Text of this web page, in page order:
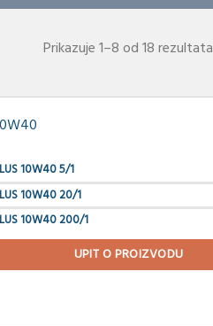
Prikazuje 1–8 od 18 rezultata
10W40 5/1
10W40 20/1
10W40 200/1
UPIT O PROIZVODU